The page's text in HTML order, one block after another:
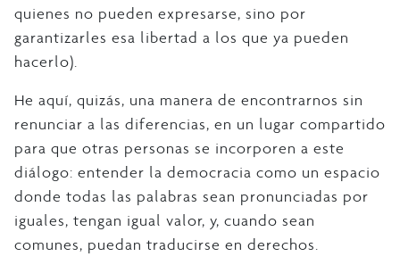
quienes no pueden expresarse, sino por
garantizarles esa libertad a los que ya pueden
hacerlo).
He aquí, quizás, una manera de encontrarnos sin
renunciar a las diferencias, en un lugar compartido
para que otras personas se incorporen a este
diálogo: entender la democracia como un espacio
donde todas las palabras sean pronunciadas por
iguales, tengan igual valor, y, cuando sean
comunes, puedan traducirse en derechos.